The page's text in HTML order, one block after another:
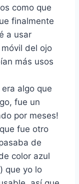
como que
finalmente
a usar
del ojo
más usos
algo que
fue un
por meses!
fue otro
de
color azul
que yo lo